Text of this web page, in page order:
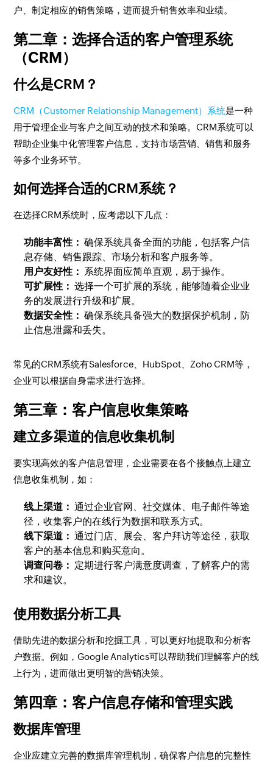
户、制定相应的销售策略，进而提升销售效率和业绩。
第二章：选择合适的客户管理系统
（CRM）
什么是CRM？
CRM（Customer Relationship Management）系统是一种
用于管理企业与客户之间互动的技术和策略。CRM系统可以
帮助企业集中化管理客户信息，支持市场营销、销售和服务
等多个业务环节。
如何选择合适的CRM系统？
在选择CRM系统时，应考虑以下几点：
功能丰富性： 确保系统具备全面的功能，包括客户信
息存储、销售跟踪、市场分析和客户服务等。
用户友好性： 系统界面应简单直观，易于操作。
可扩展性： 选择一个可扩展的系统，能够随着企业业
务的发展进行升级和扩展。
数据安全性： 确保系统具备强大的数据保护机制，防
止信息泄露和丢失。
常见的CRM系统有Salesforce、HubSpot、Zoho CRM等，
企业可以根据自身需求进行选择。
第三章：客户信息收集策略
建立多渠道的信息收集机制
要实现高效的客户信息管理，企业需要在各个接触点上建立
信息收集机制，如：
线上渠道： 通过企业官网、社交媒体、电子邮件等途
径，收集客户的在线行为数据和联系方式。
线下渠道： 通过门店、展会、客户拜访等途径，获取
客户的基本信息和购买意向。
调查问卷： 定期进行客户满意度调查，了解客户的需
求和建议。
使用数据分析工具
借助先进的数据分析和挖掘工具，可以更好地提取和分析客
户数据。例如，Google Analytics可以帮助我们理解客户的线
上行为，进而做出更明智的营销决策。
第四章：客户信息存储和管理实践
数据库管理
企业应建立完善的数据库管理机制，确保客户信息的完整性